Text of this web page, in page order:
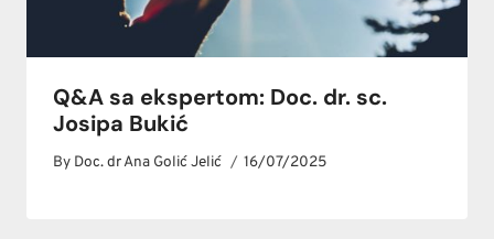
Q&A sa ekspertom: Doc. dr. sc.
Josipa Bukić
By Doc. dr Ana Golić Jelić 16/07/2025